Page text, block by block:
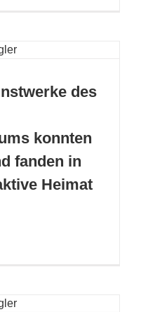
des
konnten
fanden in
Heimat